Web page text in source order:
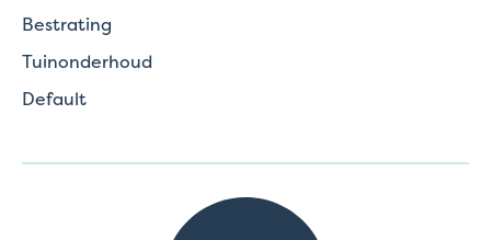
Bestrating
Tuinonderhoud
Default